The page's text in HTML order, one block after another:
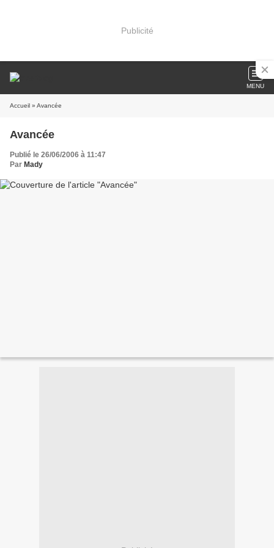
Publicité
MENU
Accueil » Avancée
Avancée
Publié le 26/06/2006 à 11:47
Par Mady